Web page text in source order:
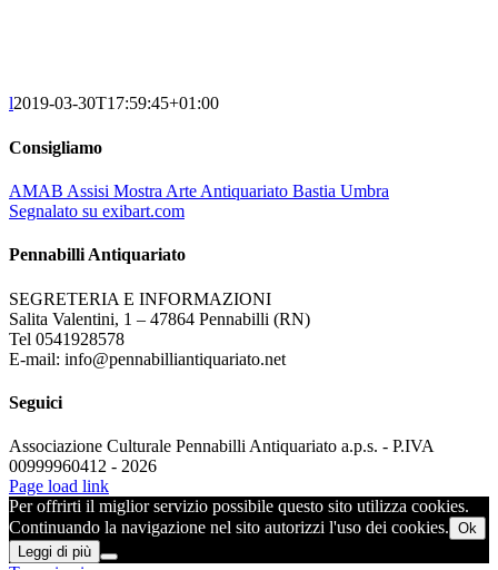
l2019-03-30T17:59:45+01:00
Consigliamo
AMAB Assisi Mostra Arte Antiquariato Bastia Umbra
Segnalato su exibart.com
Pennabilli Antiquariato
SEGRETERIA E INFORMAZIONI
Salita Valentini, 1 – 47864 Pennabilli (RN)
Tel 0541928578
E-mail: info@pennabilliantiquariato.net
Seguici
Associazione Culturale Pennabilli Antiquariato a.p.s. - P.IVA
00999960412 - 2026
Page load link
Per offrirti il miglior servizio possibile questo sito utilizza cookies.
Continuando la navigazione nel sito autorizzi l'uso dei cookies. Ok
Leggi di più